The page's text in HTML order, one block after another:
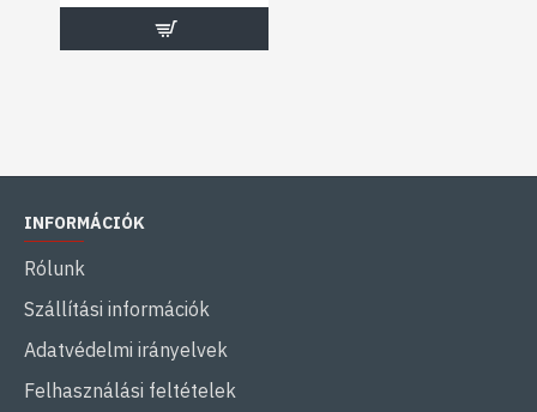
INFORMÁCIÓK
Rólunk
Szállítási információk
Adatvédelmi irányelvek
Felhasználási feltételek